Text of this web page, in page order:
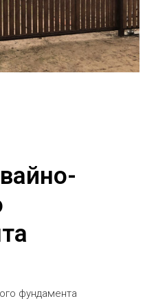
фундамента